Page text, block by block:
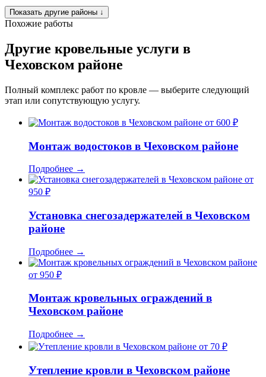
Показать другие районы ↓
Похожие работы
Другие кровельные услуги в
Чеховском районе
Полный комплекс работ по кровле — выберите следующий
этап или сопутствующую услугу.
от 600 ₽
Монтаж водостоков в Чеховском районе
Подробнее →
от
950 ₽
Установка снегозадержателей в Чеховском
районе
Подробнее →
от 950 ₽
Монтаж кровельных ограждений в
Чеховском районе
Подробнее →
от 70 ₽
Утепление кровли в Чеховском районе